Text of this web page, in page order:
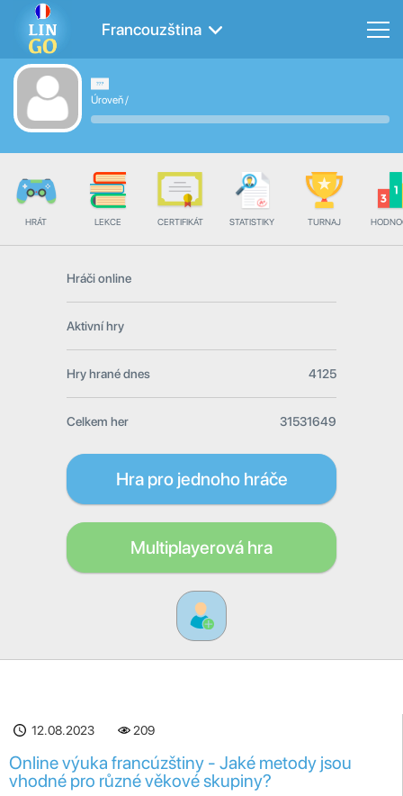
Francouzština
Úroveň/
HRÁT LEKCE CERTIFIKÁT STATISTIKY TURNAJ
Hráči online
Aktivní hry
Hry hrané dnes 4125
Celkem her 31531649
Hra pro jednoho hráče
Multiplayerová hra
12.08.2023 209
Online výuka francúzštiny - Jaké metody jsou
vhodné pro různé věkové skupiny?